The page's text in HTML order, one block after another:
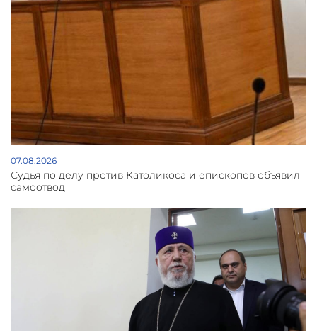
07.08.2026
Судья по делу против Католикоса и епископов объявил
самоотвод